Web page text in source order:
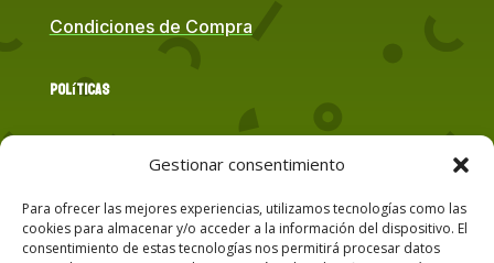
Gestionar consentimiento
Para ofrecer las mejores experiencias, utilizamos tecnologías como las
cookies para almacenar y/o acceder a la información del dispositivo. El
consentimiento de estas tecnologías nos permitirá procesar datos
Condiciones de Compra
Políticas
Política de Privacidad